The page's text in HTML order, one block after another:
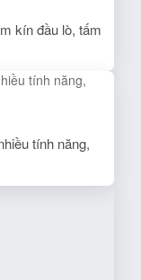
kín đầu lò, tấm
tính năng,